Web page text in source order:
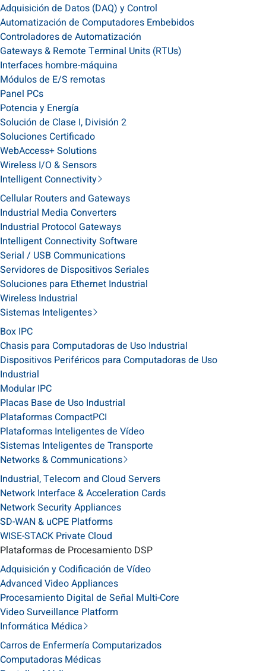
Adquisición de Datos (DAQ) y Control
Automatización de Computadores Embebidos
Controladores de Automatización
Gateways & Remote Terminal Units (RTUs)
Interfaces hombre-máquina
Módulos de E/S remotas
Panel PCs
Potencia y Energía
Solución de Clase I, División 2
Soluciones Certificado
WebAccess+ Solutions
Wireless I/O & Sensors
Intelligent Connectivity
Cellular Routers and Gateways
Industrial Media Converters
Industrial Protocol Gateways
Intelligent Connectivity Software
Serial / USB Communications
Servidores de Dispositivos Seriales
Soluciones para Ethernet Industrial
Wireless Industrial
Sistemas Inteligentes
Box IPC
Chasis para Computadoras de Uso Industrial
Dispositivos Periféricos para Computadoras de Uso
Industrial
Modular IPC
Placas Base de Uso Industrial
Plataformas CompactPCI
Plataformas Inteligentes de Vídeo
Sistemas Inteligentes de Transporte
Networks & Communications
Industrial, Telecom and Cloud Servers
Network Interface & Acceleration Cards
Network Security Appliances
SD-WAN & uCPE Platforms
WISE-STACK Private Cloud
Plataformas de Procesamiento DSP
Adquisición y Codificación de Vídeo
Advanced Video Appliances
Procesamiento Digital de Señal Multi-Core
Video Surveillance Platform
Informática Médica
Carros de Enfermería Computarizados
Computadoras Médicas